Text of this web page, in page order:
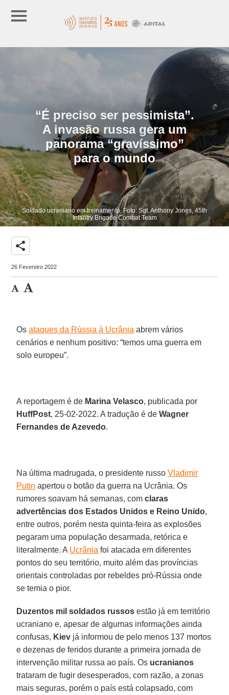
“É preciso ser pessimista”.
A invasão russa gera um
panorama “gravíssimo”
para o mundo
Soldado ucraniano em treinamento. Foto: Sgt. Anthony Jones, 45th
Infantry Brigade Combat Team
share
26 Fevereiro 2022
Osataques da Rússia à Ucrânia abrem vários
cenários e nenhum positivo: “temos uma guerra em
solo europeu”.
A reportagem é de Marina Velasco, publicada por
HuffPost, 25-02-2022. A tradução é de Wagner
Fernandes de Azevedo.
Na última madrugada, o presidente russoVladimir
Putin apertou o botão da guerra na Ucrânia. Os
rumores soavam há semanas, comclaras
advertências dos Estados Unidos e Reino Unido,
entre outros, porém nesta quinta-feira as explosões
pegaram uma população desarmada, retórica e
literalmente. A Ucrânia foi atacada em diferentes
pontos do seu território, muito além das províncias
orientais controladas por rebeldes pró-Rússia onde
se temia o pior.
Duzentos mil soldados russos estão já em território
ucraniano e, apesar de algumas informações ainda
confusas, Kiev já informou de pelo menos 137 mortos
e dezenas de feridos durante a primeira jornada de
intervenção militar russa ao país. Os ucranianos
trataram de fugir desesperados, com razão, a zonas
mais seguras, porém o país está colapsado, com